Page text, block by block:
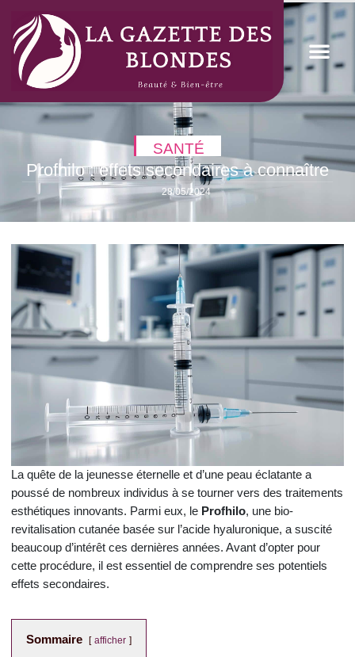
SANTÉ
Profhilo : effets secondaires à connaître
28/05/2024
La quête de la jeunesse éternelle et d’une peau éclatante a
poussé de nombreux individus à se tourner vers des traitements
esthétiques innovants. Parmi eux, le Profhilo, une bio-
revitalisation cutanée basée sur l’acide hyaluronique, a suscité
beaucoup d’intérêt ces dernières années. Avant d’opter pour
cette procédure, il est essentiel de comprendre ses potentiels
effets secondaires.
Sommaire afficher